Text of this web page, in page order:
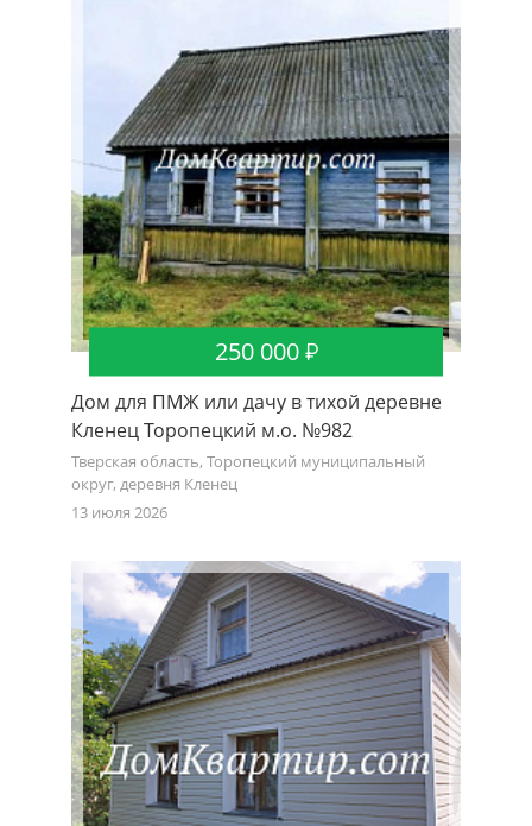
250 000
Дом для ПМЖ или дачу в тихой деревне
Кленец Торопецкий м.о. №982
Тверская область, Торопецкий муниципальный
округ, деревня Кленец
13 июля 2026